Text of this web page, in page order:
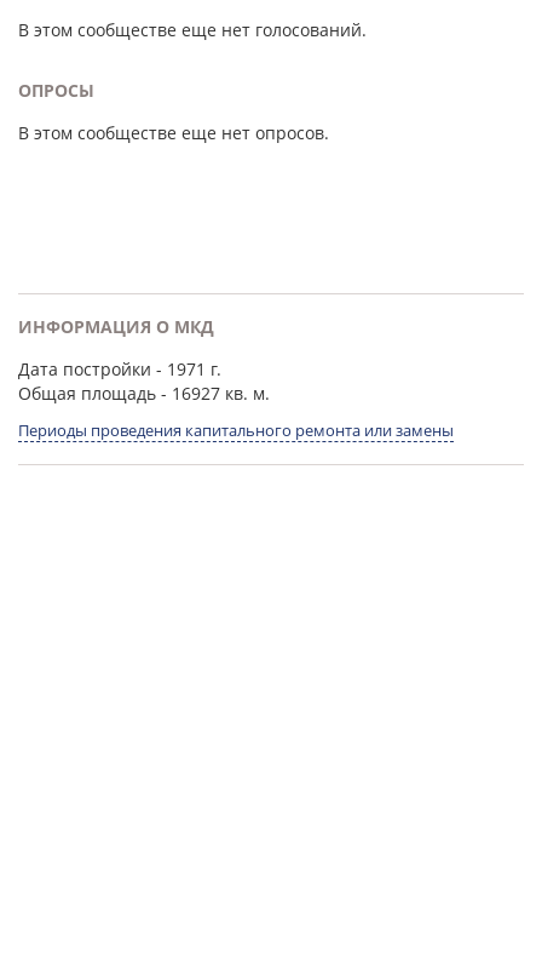
В этом сообществе еще нет голосований.
ОПРОСЫ
В этом сообществе еще нет опросов.
ИНФОРМАЦИЯ О МКД
Дата постройки - 1971 г.
Общая площадь - 16927 кв. м.
Периоды проведения капитального ремонта или замены